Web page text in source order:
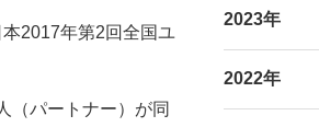
2017年第2回全国ユ
（パートナー）が同
2023年
2022年